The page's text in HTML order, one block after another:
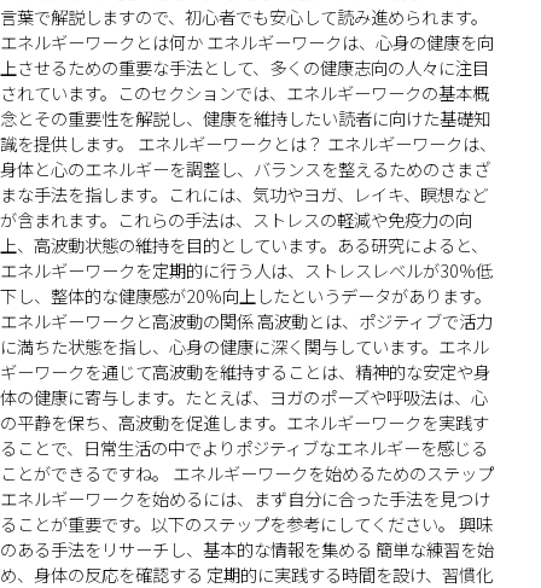
言葉で解説しますので、初心者でも安心して読み進められます。
エネルギーワークとは何か エネルギーワークは、心身の健康を向
上させるための重要な手法として、多くの健康志向の人々に注目
されています。このセクションでは、エネルギーワークの基本概
念とその重要性を解説し、健康を維持したい読者に向けた基礎知
識を提供します。 エネルギーワークとは？ エネルギーワークは、
身体と心のエネルギーを調整し、バランスを整えるためのさまざ
まな手法を指します。これには、気功やヨガ、レイキ、瞑想など
が含まれます。これらの手法は、ストレスの軽減や免疫力の向
上、高波動状態の維持を目的としています。ある研究によると、
エネルギーワークを定期的に行う人は、ストレスレベルが30%低
下し、整体的な健康感が20%向上したというデータがあります。
エネルギーワークと高波動の関係 高波動とは、ポジティブで活力
に満ちた状態を指し、心身の健康に深く関与しています。エネル
ギーワークを通じて高波動を維持することは、精神的な安定や身
体の健康に寄与します。たとえば、ヨガのポーズや呼吸法は、心
の平静を保ち、高波動を促進します。エネルギーワークを実践す
ることで、日常生活の中でよりポジティブなエネルギーを感じる
ことができるですね。 エネルギーワークを始めるためのステップ
エネルギーワークを始めるには、まず自分に合った手法を見つけ
ることが重要です。以下のステップを参考にしてください。 興味
のある手法をリサーチし、基本的な情報を集める 簡単な練習を始
め、身体の反応を確認する 定期的に実践する時間を設け、習慣化